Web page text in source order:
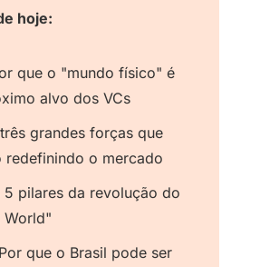
hoje:
que o "mundo físico" é
alvo dos VCs
três grandes forças que
redefinindo o mercado
pilares da revolução do
World"
Por que o Brasil pode ser